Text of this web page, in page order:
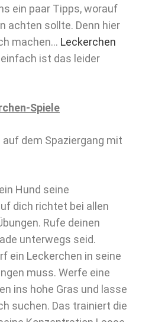
ein paar Tipps, worauf
achten sollte. Denn hier
machen… Leckerchen
einfach ist das leider
Spiele
dem Spaziergang mit
Hund seine
dich richtet bei allen
Rufe deinen
unterwegs seid.
ein Leckerchen in seine
muss. Werfe eine
ins hohe Gras und lasse
suchen. Das trainiert die